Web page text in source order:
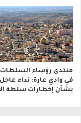
منتدى رؤساء السلطات
في وادي عارة: نداء عاجل
بشأن إخطارات سلطة